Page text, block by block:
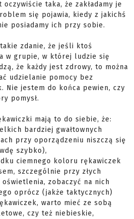
oczywiście taka, że zakładamy je
się pojawia, kiedy z jakichś
posiadamy ich przy sobie.
takie zdanie, że jeśli ktoś
w grupie, w której ludzie się
że każdy jest zdrowy, to można
udzielanie pomocy bez
Nie jestem do końca pewien, czy
pomysł.
mają to do siebie, że:
bardziej gwałtownych
przy oporządzeniu niszczą się
szybko),
ciemnego koloru rękawiczek
szczególnie przy złych
oświetlenia, zobaczyć na nich
oprócz (jakże taktycznych)
warto mieć ze sobą
czy też niebieskie,